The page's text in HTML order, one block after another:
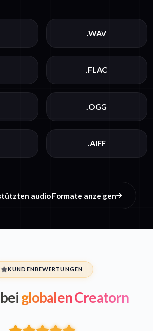
.WAV
.FLAC
.OGG
.AIFF
audio Formate anzeigen
KUNDENBEWERTUNGEN
globalen Creatorn